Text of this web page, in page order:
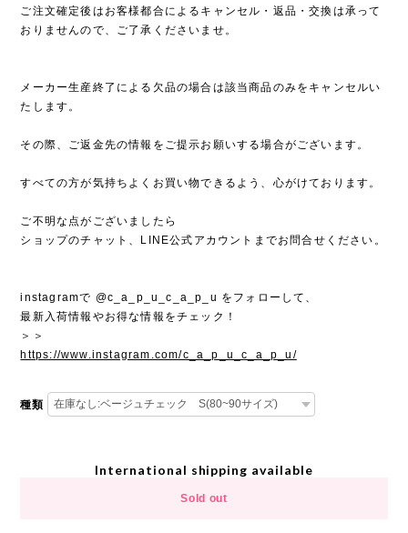
ご注文確定後はお客様都合によるキャンセル・返品・交換は承って
おりませんので、ご了承くださいませ。
メーカー生産終了による欠品の場合は該当商品のみをキャンセルい
たします。
その際、ご返金先の情報をご提示お願いする場合がございます。
すべての方が気持ちよくお買い物できるよう、心がけております。
ご不明な点がございましたら
ショップのチャット、LINE公式アカウントまでお問合せください。
instagramで @c_a_p_u_c_a_p_u をフォローして、
最新入荷情報やお得な情報をチェック！
＞＞
https://www.instagram.com/c_a_p_u_c_a_p_u/
種類
International shipping available
Sold out